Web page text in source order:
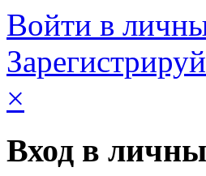
Войти в
×
Вход в